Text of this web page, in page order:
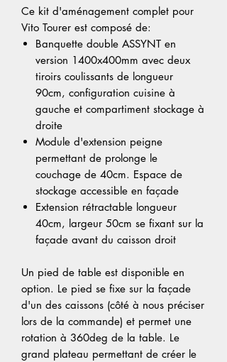
Ce kit d'aménagement complet pour
Vito Tourer est composé de:
Banquette double ASSYNT en
version 1400x400mm avec deux
tiroirs coulissants de longueur
90cm, configuration cuisine à
gauche et compartiment stockage à
droite
Module d'extension peigne
permettant de prolonge le
couchage de 40cm. Espace de
stockage accessible en façade
Extension rétractable longueur
40cm, largeur 50cm se fixant sur la
façade avant du caisson droit
Un pied de table est disponible en
option. Le pied se fixe sur la façade
d'un des caissons (côté à nous préciser
lors de la commande) et permet une
rotation à 360deg de la table. Le
grand plateau permettant de créer le